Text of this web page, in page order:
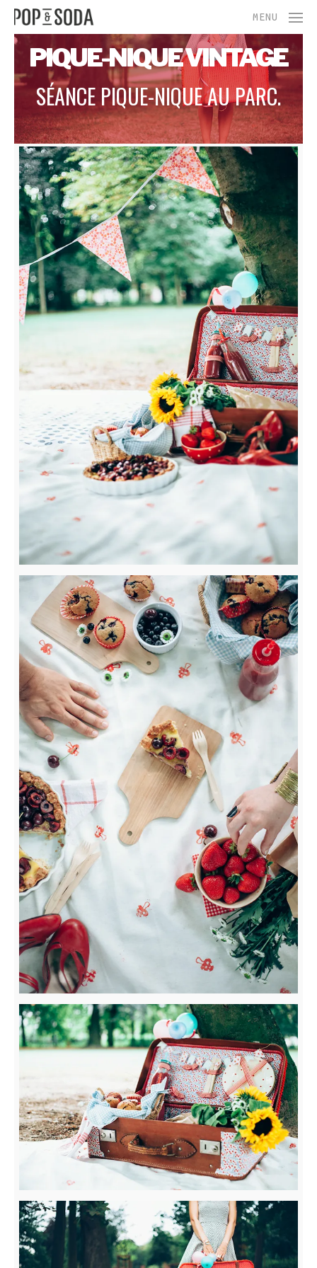
Skip
main
content
MENU
PIQUE-NIQUE VINTAGE
SÉANCE PIQUE-NIQUE AU PARC.